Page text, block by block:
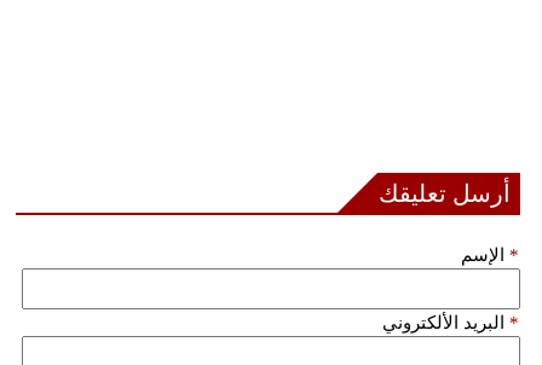
أرسل تعليقك
الإسم *
البريد الألكتروني *